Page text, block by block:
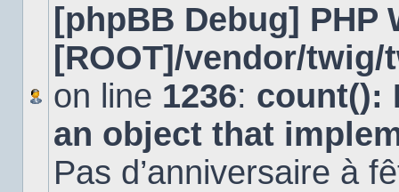
[phpBB Debug] PHP
[ROOT]/vendor/
on line 1236: count():
an object that
Pas d’anniversaire à